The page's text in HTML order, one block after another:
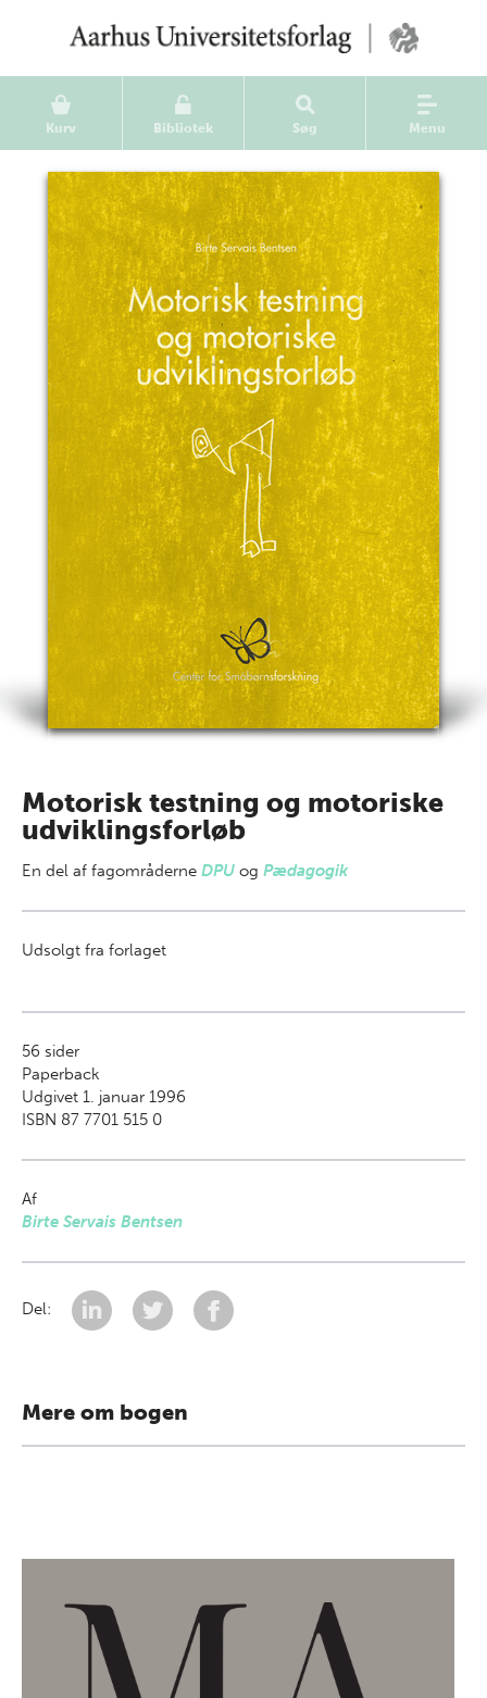
Kurv Bibliotek Søg Menu
Motorisk testning og motoriske
udviklingsforløb
En del af fagområderne DPU og Pædagogik
Udsolgt fra forlaget
56 sider
Paperback
Udgivet 1. januar 1996
ISBN 87 7701 515 0
Af
Birte Servais Bentsen
Del:
Mere om bogen